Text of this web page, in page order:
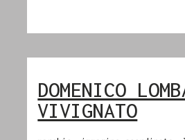
DOMENICO
VIVIGNATO